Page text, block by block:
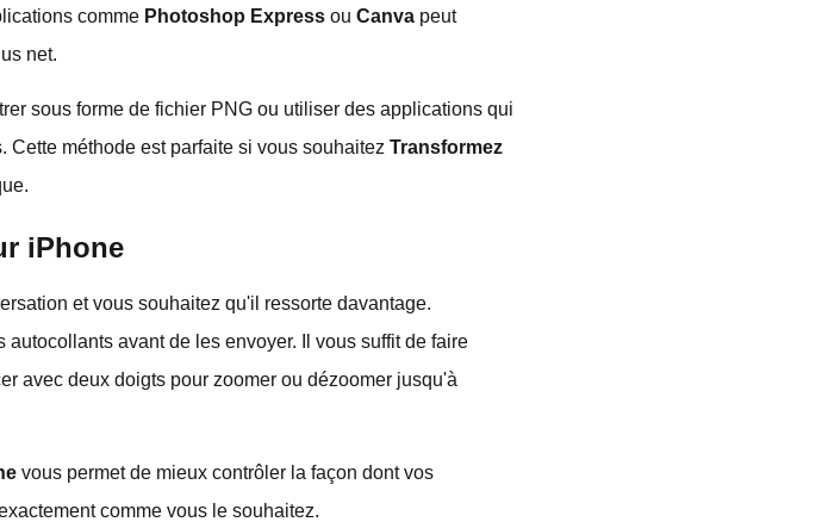
comme Photoshop Express ou Canva peut
net.
sous forme de fichier PNG ou utiliser des applications qui
Cette méthode est parfaite si vous souhaitez Transformez
iPhone
et vous souhaitez qu'il ressorte davantage.
avant de les envoyer. Il vous suffit de faire
avec deux doigts pour zoomer ou dézoomer jusqu'à
vous permet de mieux contrôler la façon dont vos
comme vous le souhaitez.